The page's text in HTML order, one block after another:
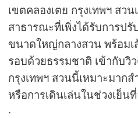
เขตคลองเตย กรุงเทพฯ สวน
สาธารณะที่เพิ่งได้รับการปรั
ขนาดใหญ่กลางสวน พร้อมเ
รอบด้วยธรรมชาติ เข้ากับวิ
กรุงเทพฯ สวนนี้เหมาะมาก
หรือการเดินเล่นในช่วงเย็น
.